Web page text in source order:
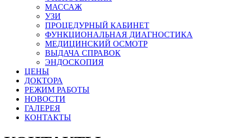
МАССАЖ
УЗИ
ПРОЦЕДУРНЫЙ КАБИНЕТ
ФУНКЦИОНАЛЬНАЯ ДИАГНОСТИКА
МЕДИЦИНСКИЙ ОСМОТР
ВЫДАЧА СПРАВОК
ЭНДОСКОПИЯ
ЦЕНЫ
ДОКТОРА
РЕЖИМ РАБОТЫ
НОВОСТИ
ГАЛЕРЕЯ
КОНТАКТЫ